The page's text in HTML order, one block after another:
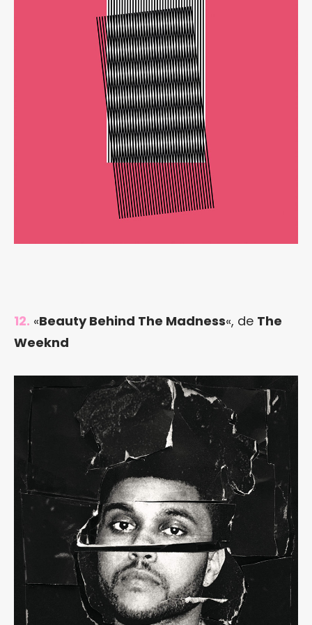
12. «Beauty Behind The Madness«, de The
Weeknd